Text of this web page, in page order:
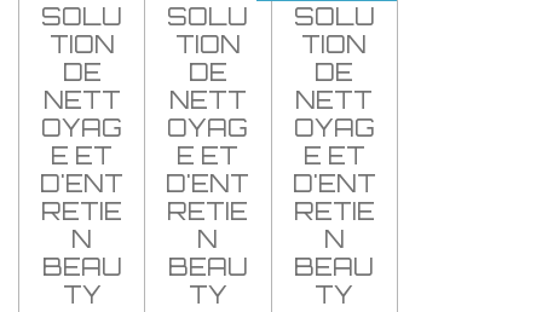
SOLU
TION
DE
NETT
OYAG
E ET
D'ENT
RETIE
N
BEAU
TY
SOLU
TION
DE
NETT
OYAG
E ET
D'ENT
RETIE
N
BEAU
TY
SOLU
TION
DE
NETT
OYAG
E ET
D'ENT
RETIE
N
BEAU
TY